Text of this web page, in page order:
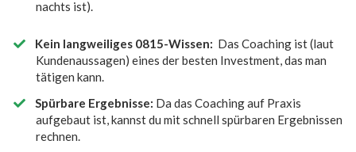
nachts ist).
Kein langweiliges 0815-Wissen: Das Coaching ist (laut
Kundenaussagen) eines der besten Investment, das man
tätigen kann.
Spürbare Ergebnisse: Da das Coaching auf Praxis
aufgebaut ist, kannst du mit schnell spürbaren Ergebnissen
rechnen.